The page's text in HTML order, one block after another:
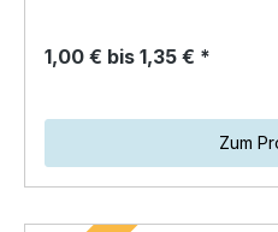
1,00 € bis 1,35 € *
Zum